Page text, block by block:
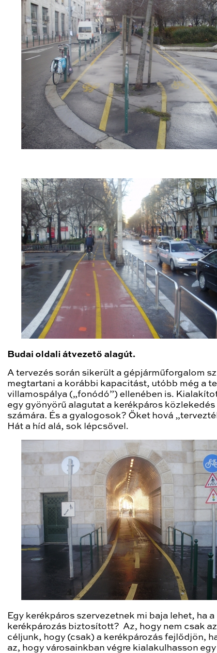
Budai oldali átvezető alagút.
A tervezés során sikerült a gépjárműforgalom
megtartani a korábbi kapacitást, utóbb még a
villamospálya („fonódó”) ellenében is.
egy gyönyörű alagutat a kerékpáros közlekedés
számára. És a gyalogosok? Őket hová
Hát a híd alá, sok lépcsővel.
Egy kerékpáros szervezetnek mi baja lehet, ha a
kerékpározás biztosított? Az, hogy nem csak
céljunk, hogy (csak) a kerékpározás fejlődjön,
az, hogy városainkban végre kialakulhasson egy